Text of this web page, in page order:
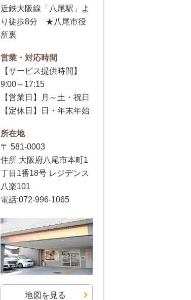
近鉄大阪線「八尾駅」よ
り徒歩8分 ★八尾市役
所裏
営業・対応時間
【サービス提供時間】
9:00～17:15
【営業日】月～土・祝日
【定休日】日・年末年始
所在地
〒 581-0003
住所 大阪府八尾市本町1
丁目1番18号 レジデンス
八楽101
電話:072-996-1065
地図を見る